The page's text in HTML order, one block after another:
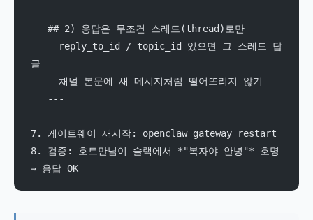
   ## 2) 응답은 무조건 스레드(thread)로만
글
   - 채널 본문에 새 메시지처럼 떨어뜨리지 않기
   ---
7. 게이트웨이 재시작: openclaw gateway restart
8. 검증: 호트만님이 슬랙에서 *"복자야 안녕"* 호명
→ 응답 OK